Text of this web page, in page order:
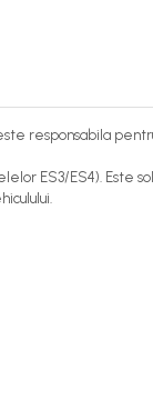
responsabila
ES3/ES4). Este